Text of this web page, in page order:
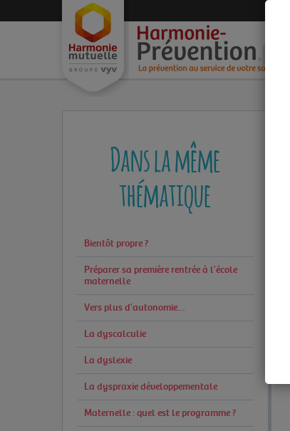
Dans la même
thématique
Bientôt propre ?
Préparer sa première rentrée à l'école
maternelle
Vers plus d'autonomie…
La dyscalculie
La dyslexie
La dyspraxie développementale
Maternelle : quel est le programme ?